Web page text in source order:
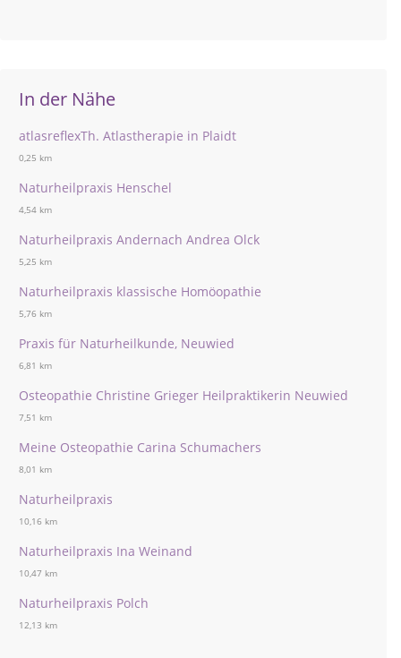
In der Nähe
atlasreflexTh. Atlastherapie in Plaidt
0,25 km
Naturheilpraxis Henschel
4,54 km
Naturheilpraxis Andernach Andrea Olck
5,25 km
Naturheilpraxis klassische Homöopathie
5,76 km
Praxis für Naturheilkunde, Neuwied
6,81 km
Osteopathie Christine Grieger Heilpraktikerin Neuwied
7,51 km
Meine Osteopathie Carina Schumachers
8,01 km
Naturheilpraxis
10,16 km
Naturheilpraxis Ina Weinand
10,47 km
Naturheilpraxis Polch
12,13 km